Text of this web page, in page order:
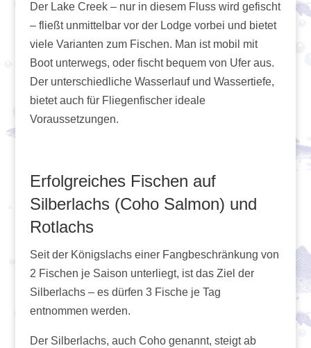
Der Lake Creek – nur in diesem Fluss wird gefischt
– fließt unmittelbar vor der Lodge vorbei und bietet
viele Varianten zum Fischen. Man ist mobil mit
Boot unterwegs, oder fischt bequem von Ufer aus.
Der unterschiedliche Wasserlauf und Wassertiefe,
bietet auch für Fliegenfischer ideale
Voraussetzungen.
Erfolgreiches Fischen auf
Silberlachs (Coho Salmon) und
Rotlachs
Seit der Königslachs einer Fangbeschränkung von
2 Fischen je Saison unterliegt, ist das Ziel der
Silberlachs – es dürfen 3 Fische je Tag
entnommen werden.
Der Silberlachs, auch Coho genannt, steigt ab